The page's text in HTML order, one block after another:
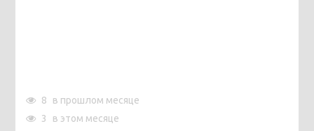
8
в прошлом месяце
3
в этом месяце